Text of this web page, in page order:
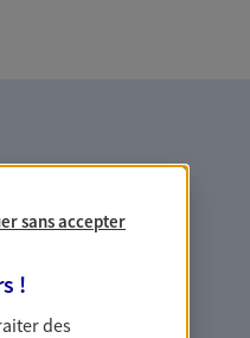
et les
sans accepter
!
des